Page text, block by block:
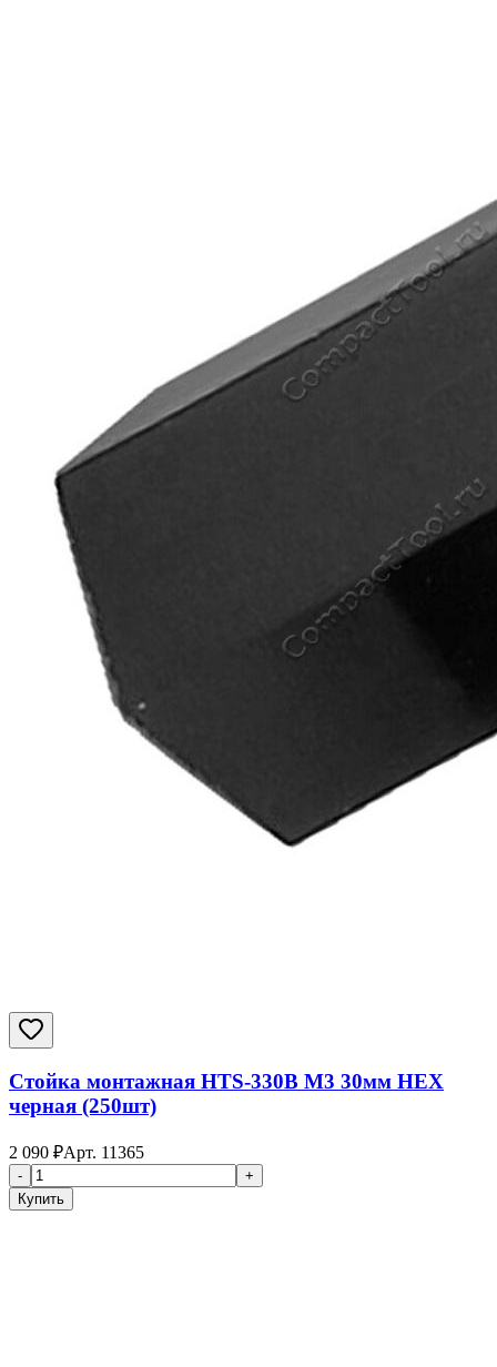
Стойка монтажная HTS-330B M3 30мм HEX
черная (250шт)
2 090 ₽Арт. 11365
-
+
Купить